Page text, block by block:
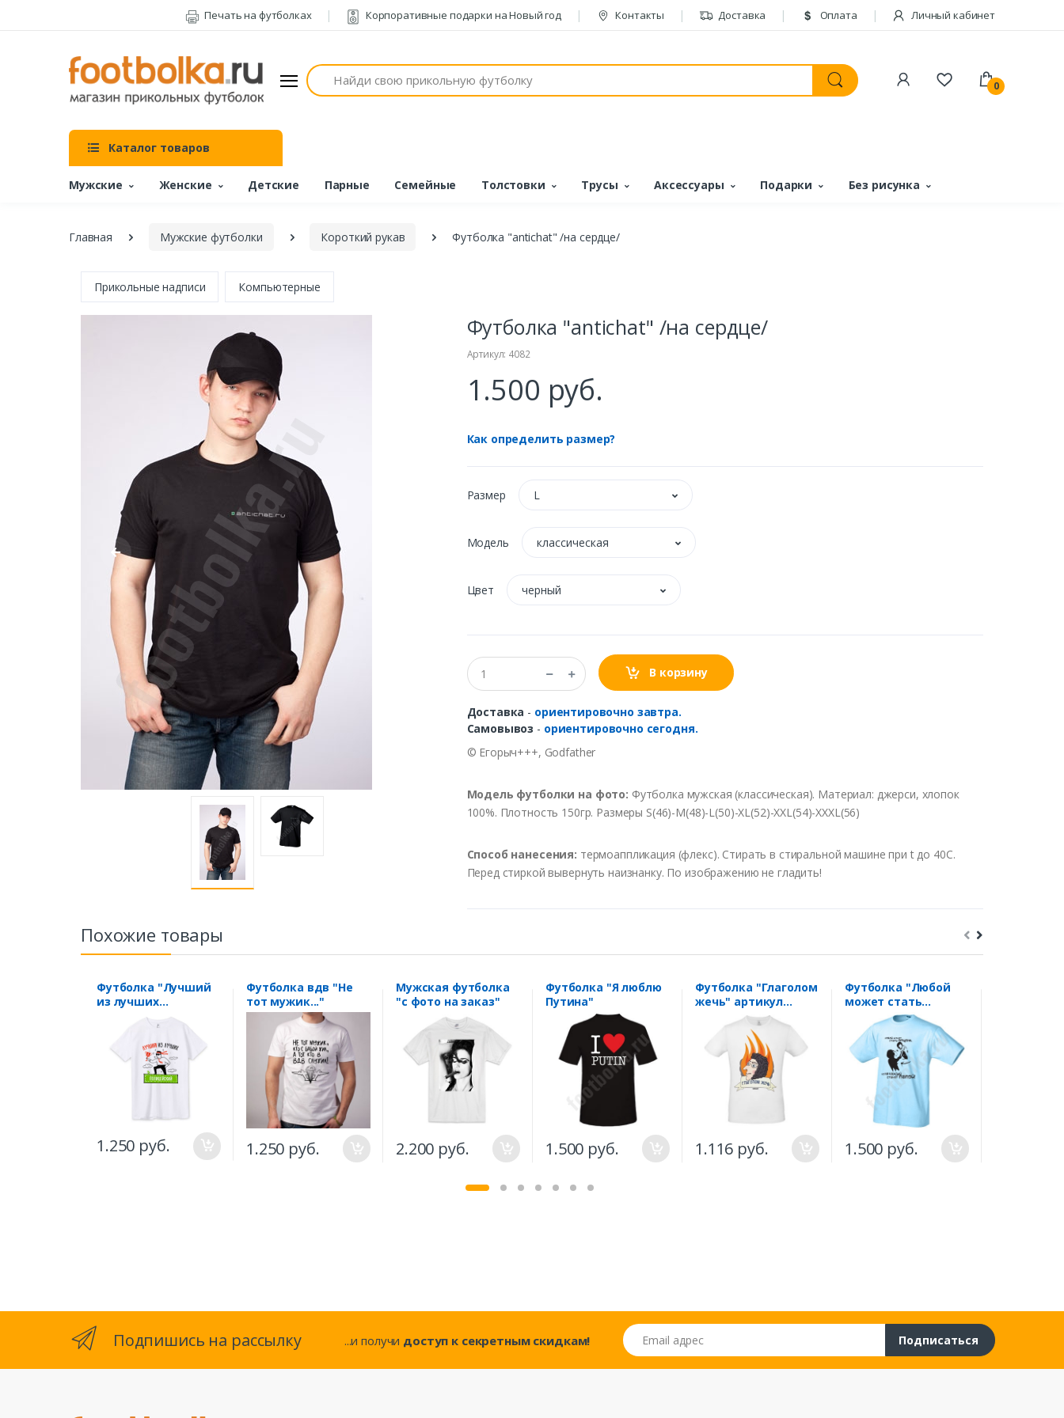
Печать на футболках Корпоративные подарки на Новый год Контакты Доставка Оплата Личный кабинет
Поиск
0
Каталог товаров
Мужские Женские Детские Парные Семейные Толстовки Трусы Аксессуары Подарки Без рисунка
Главная Мужские футболки Короткий рукав Футболка "antichat" /на сердце/
Прикольные надписи Компьютерные
Футболка "antichat" /на сердце/
Артикул: 4082
1.500 руб.
Как определить размер?
Размер L
Модель классическая
Цвет черный
В корзину
Доставка - ориентировочно завтра.
Самовывоз - ориентировочно сегодня.
© Егорыч+++, Godfather
Модель футболки на фото: Футболка мужская (классическая). Материал: джерси, хлопок
100%. Плотность 150гр. Размеры S(46)-M(48)-L(50)-XL(52)-XXL(54)-XXXL(56)
Способ нанесения: термоаппликация (флекс). Стирать в стиральной машине при t до 40С.
Перед стиркой вывернуть наизнанку. По изображению не гладить!
Похожие товары
Футболка "Лучший
из лучших
Полицейский"
1.250 руб.
Футболка вдв "Не
тот мужик..."
1.250 руб.
Мужская футболка
"с фото на заказ"
2.200 руб.
Футболка "Я люблю
Путина"
1.500 руб.
Футболка "Глаголом
жечь" артикул
1.116 руб.
Футболка "Любой
может стать
отцом..."
1.500 руб.
Подпишись на рассылку ...и получи доступ к секретным скидкам!
Email адрес
Подписаться